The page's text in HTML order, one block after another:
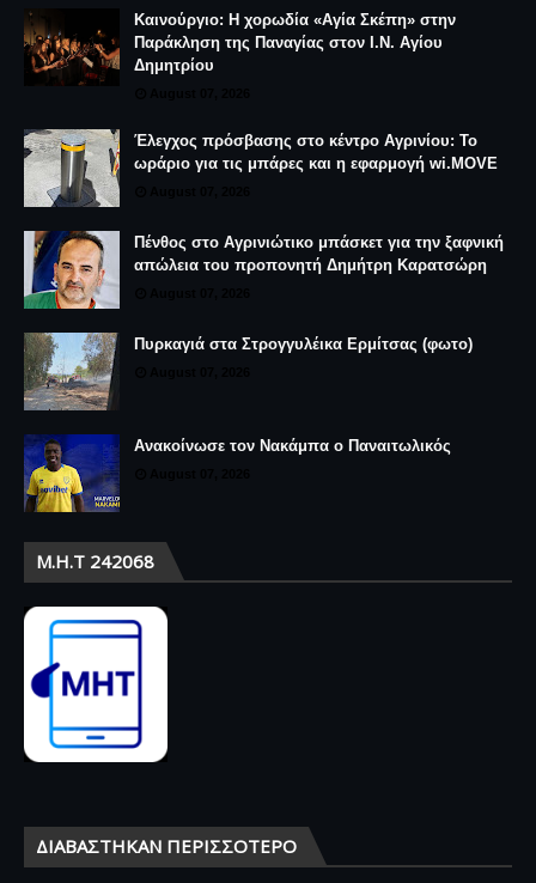
Καινούργιο: Η χορωδία «Αγία Σκέπη» στην
Παράκληση της Παναγίας στον Ι.Ν. Αγίου
Δημητρίου
Έλεγχος πρόσβασης στο κέντρο Αγρινίου: Το
ωράριο για τις μπάρες και η εφαρμογή wi.MOVE
Πένθος στο Αγρινιώτικο μπάσκετ για την ξαφνική
απώλεια του προπονητή Δημήτρη Καρατσώρη
Πυρκαγιά στα Στρογγυλέικα Ερμίτσας (φωτο)
Ανακοίνωσε τον Νακάμπα ο Παναιτωλικός
Μ.Η.Τ 242068
ΔΙΑΒΆΣΤΗΚΑΝ ΠΕΡΙΣΣΌΤΕΡΟ